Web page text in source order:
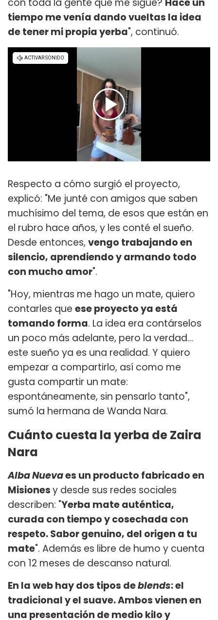
tiempo me venía dando vueltas la idea
de tener mi propia yerba", continuó.
Respecto a cómo surgió el proyecto,
explicó: "Me junté con amigos que saben
muchísimo del tema, de esos que están en
el rubro hace años, y les conté el sueño.
Desde entonces, vengo trabajando en
silencio, aprendiendo y armando todo
con mucho amor".
"Hoy, mientras me hago un mate, quiero
contarles que ese proyecto ya está
tomando forma. La idea era contárselos
un poco más adelante, pero la verdad…
este sueño ya es una realidad. Y quiero
empezar a compartirlo, así como me
gusta compartir un mate:
espontáneamente, sin pensarlo tanto",
sumó la hermana de Wanda Nara.
Cuánto cuesta la yerba de Zaira
Nara
Alba Nuevaes un producto fabricado en
Misionesy desde sus redes sociales
describen: "Yerba mate auténtica,
curada con tiempo y cosechada con
respeto. Sabor genuino, del origen a tu
mate". Además es libre de humo y cuenta
con 12 meses de descanso natural.
En la web hay dos tipos deblends: el
tradicional y el suave. Ambos vienen en
una presentación de medio kilo y